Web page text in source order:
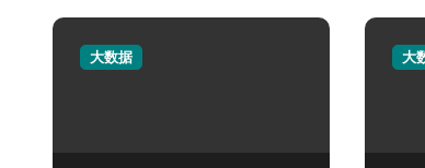
大数据 大